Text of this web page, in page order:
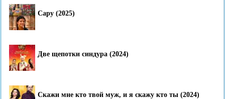
Сару (2025)
Две щепотки синдура (2024)
Скажи мне кто твой муж, и я скажу кто ты (2024)